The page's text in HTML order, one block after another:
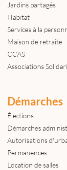
Jardins partagés
Habitat
Services à la
Maison de retraite
CCAS
Associations
Démarches
Élections
Démarches
Autorisations
Permanences
Location de salles